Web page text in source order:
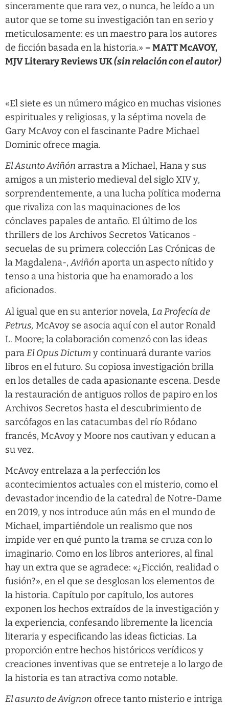
sinceramente que rara vez, o nunca, he leído a un
autor que se tome su investigación tan en serio y
meticulosamente: es un maestro para los autores
de ficción basada en la historia.» – MATT McAVOY,
MJV Literary Reviews UK(sin relación con el autor)
«El siete es un número mágico en muchas visiones
espirituales y religiosas, y la séptima novela de
Gary McAvoy con el fascinante Padre Michael
Dominic ofrece magia.
El Asunto Aviñón arrastra a Michael, Hana y sus
amigos a un misterio medieval del siglo XIV y,
sorprendentemente, a una lucha política moderna
que rivaliza con las maquinaciones de los
cónclaves papales de antaño. El último de los
thrillers de los Archivos Secretos Vaticanos -
secuelas de su primera colección Las Crónicas de
la Magdalena-,Aviñón aporta un aspecto nítido y
tenso a una historia que ha enamorado a los
aficionados.
Al igual que en su anterior novela, La Profecía de
Petrus, McAvoy se asocia aquí con el autor Ronald
L. Moore; la colaboración comenzó con las ideas
paraEl Opus Dictumy continuará durante varios
libros en el futuro. Su copiosa investigación brilla
en los detalles de cada apasionante escena. Desde
la restauración de antiguos rollos de papiro en los
Archivos Secretos hasta el descubrimiento de
sarcófagos en las catacumbas del río Ródano
francés, McAvoy y Moore nos cautivan y educan a
su vez.
McAvoy entrelaza a la perfección los
acontecimientos actuales con el misterio, como el
devastador incendio de la catedral de Notre-Dame
en 2019, y nos introduce aún más en el mundo de
Michael, impartiéndole un realismo que nos
impide ver en qué punto la trama se cruza con lo
imaginario. Como en los libros anteriores, al final
hay un extra que se agradece: «¿Ficción, realidad o
fusión?», en el que se desglosan los elementos de
la historia. Capítulo por capítulo, los autores
exponen los hechos extraídos de la investigación y
la experiencia, confesando libremente la licencia
literaria y especificando las ideas ficticias. La
proporción entre hechos históricos verídicos y
creaciones inventivas que se entreteje a lo largo de
la historia es tan atractiva como notable.
El asunto de Avignon ofrece tanto misterio e intriga